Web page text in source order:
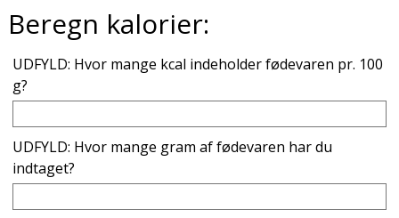
Beregn kalorier:
UDFYLD: Hvor mange kcal indeholder fødevaren pr. 100
g?
UDFYLD: Hvor mange gram af fødevaren har du
indtaget?